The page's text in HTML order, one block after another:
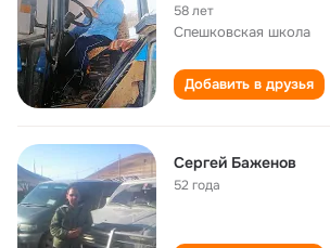
58 лет
Спешковская школа
Добавить в друзья
Сергей Баженов
52 года